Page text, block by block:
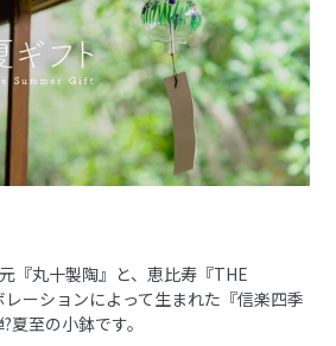
『丸十製陶』と、恵比寿『THE
ーションによって生まれた『信楽四季
至の小鉢です。